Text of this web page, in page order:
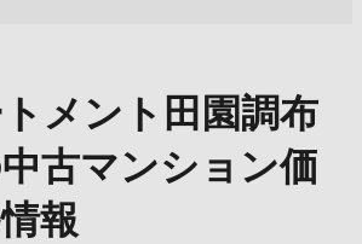
メント田園調布
古マンション価
報